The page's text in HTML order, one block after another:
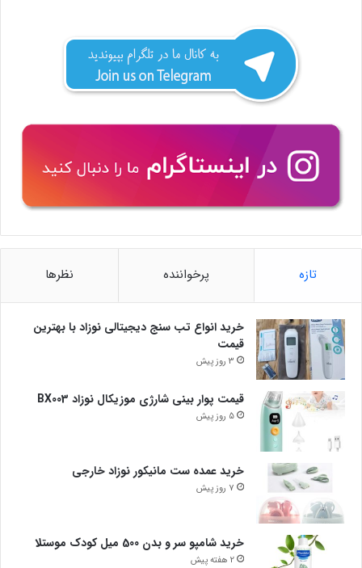
تازه پرخواننده نظرها
خرید انواع تب سنج دیجیتالی نوزاد با بهترین
قیمت
3 روز پیش
قیمت پوار بینی شارژی موزیکال نوزاد BX003
5 روز پیش
خرید عمده ست مانیکور نوزاد خارجی
7 روز پیش
خرید شامپو سر و بدن 500 میل کودک موستلا
2 هفته پیش